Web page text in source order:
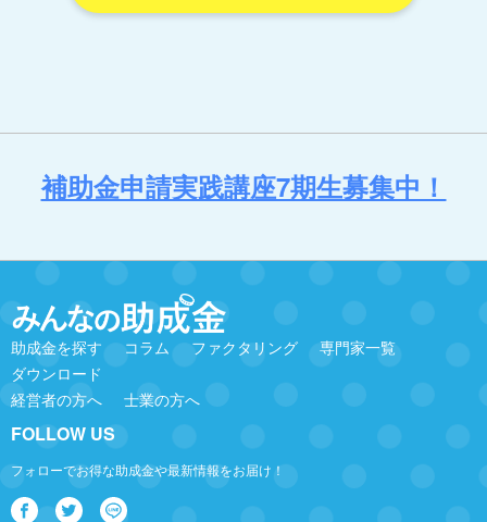
補助金申請実践講座7期生募集中！
助成金を探す コラム ファクタリング
専門家一覧
ダウンロード
経営者の方へ
士業の方へ
FOLLOW US
フォローでお得な助成金や最新情報をお届け！